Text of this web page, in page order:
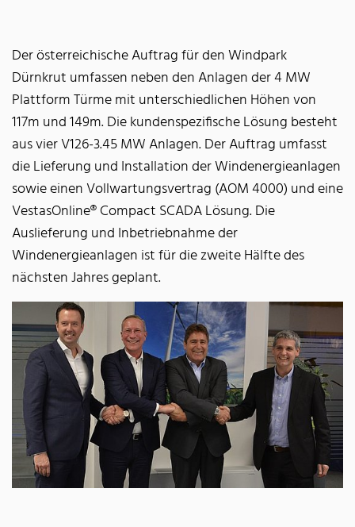
Der österreichische Auftrag für den Windpark
Dürnkrut umfassen neben den Anlagen der 4 MW
Plattform Türme mit unterschiedlichen Höhen von
117m und 149m. Die kundenspezifische Lösung besteht
aus vier V126-3.45 MW Anlagen. Der Auftrag umfasst
die Lieferung und Installation der Windenergieanlagen
sowie einen Vollwartungsvertrag (AOM 4000) und eine
VestasOnline® Compact SCADA Lösung. Die
Auslieferung und Inbetriebnahme der
Windenergieanlagen ist für die zweite Hälfte des
nächsten Jahres geplant.